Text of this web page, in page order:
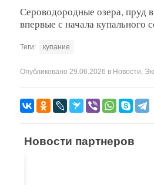
Сероводородные озера, пруд
впервые с начала
Теги: купание
Опубликовано 29.06.2026 в Новости
Новости партнеров